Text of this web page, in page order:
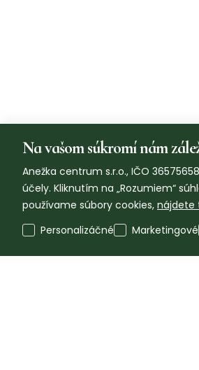
Na vašom súkromí nám
Anežka centrum s.r.o., IČO
účely. Kliknutím na „Rozumiem“
používame súbory cookies, nájdete
Personalizáčné
Marketingové